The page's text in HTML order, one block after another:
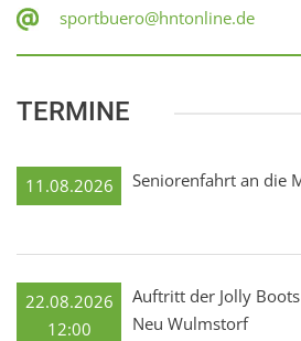
sportbuero@hntonline.de
TERMINE
11.08.2026 Seniorenfahrt an die
22.08.2026
12:00
Auftritt der Jolly
Neu Wulmstorf